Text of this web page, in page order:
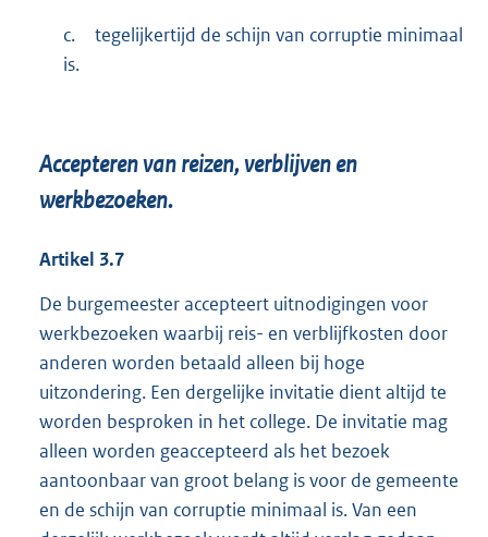
c.
tegelijkertijd de schijn van corruptie minimaal
is.
Accepteren van reizen, verblijven en
werkbezoeken.
Artikel 3.7
De burgemeester accepteert uitnodigingen voor
werkbezoeken waarbij reis- en verblijfkosten door
anderen worden betaald alleen bij hoge
uitzondering. Een dergelijke invitatie dient altijd te
worden besproken in het college. De invitatie mag
alleen worden geaccepteerd als het bezoek
aantoonbaar van groot belang is voor de gemeente
en de schijn van corruptie minimaal is. Van een